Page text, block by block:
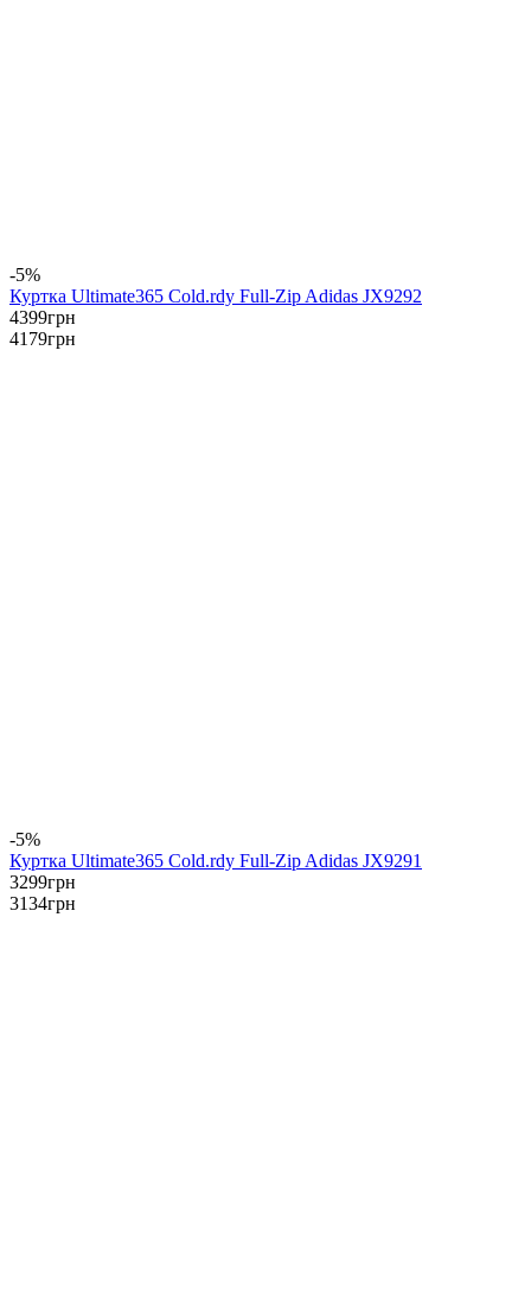
-5%
Куртка Ultimate365 Cold.rdy Full-Zip Adidas JX9292
4399грн
4179грн
-5%
Куртка Ultimate365 Cold.rdy Full-Zip Adidas JX9291
3299грн
3134грн